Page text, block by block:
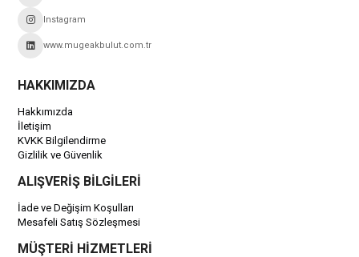
Instagram
www.mugeakbulut.com.tr
HAKKIMIZDA
Hakkımızda
İletişim
KVKK Bilgilendirme
Gizlilik ve Güvenlik
ALIŞVERİŞ BİLGİLERİ
İade ve Değişim Koşulları
Mesafeli Satış Sözleşmesi
MÜŞTERİ HİZMETLERİ